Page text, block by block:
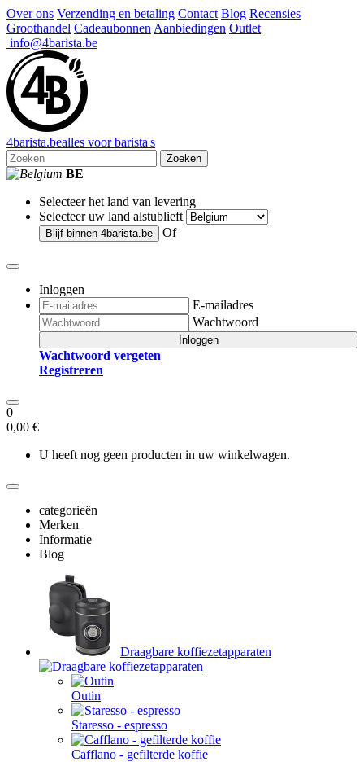
Over ons Verzending en betaling Contact Blog Recensies
Groothandel Cadeaubonnen Aanbiedingen Outlet
info@4barista.be
4barista.bealles voor barista's
Zoeken
BE
Selecteer het land van levering
Selecteer uw land alstublieft
Blijf binnen 4barista.be Of
Inloggen
E-mailadres
Wachtwoord
Inloggen
Wachtwoord vergeten
Registreren
0
0,00 €
U heeft nog geen producten in uw winkelwagen.
categorieën
Merken
Informatie
Blog
Draagbare koffiezetapparaten
Outin
Staresso - espresso
Cafflano - gefilterde koffie